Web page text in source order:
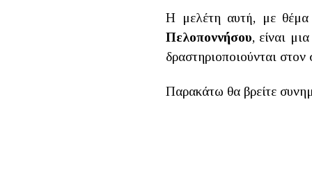
Η μελέτη αυτή, με
Πελοποννήσου, είναι
δραστηριοποιούνται
Παρακάτω θα βρείτε